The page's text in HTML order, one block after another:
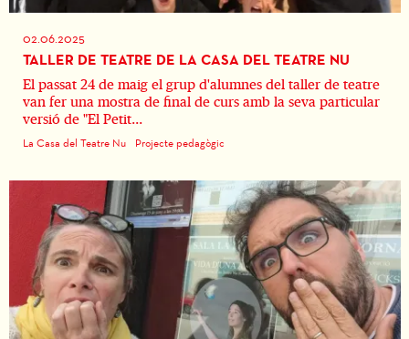
02.06.2025
TALLER DE TEATRE DE LA CASA DEL TEATRE NU
El passat 24 de maig el grup d'alumnes del taller de teatre
van fer una mostra de final de curs amb la seva particular
versió de "El Petit...
La Casa del Teatre Nu Projecte pedagògic